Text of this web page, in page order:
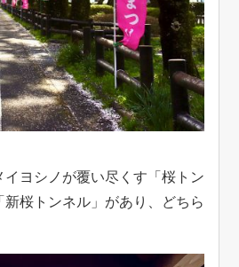
ヨシノが覆い尽くす「桜トン
桜トンネル」があり、どちら